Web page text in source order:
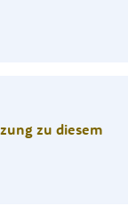
zu diesem